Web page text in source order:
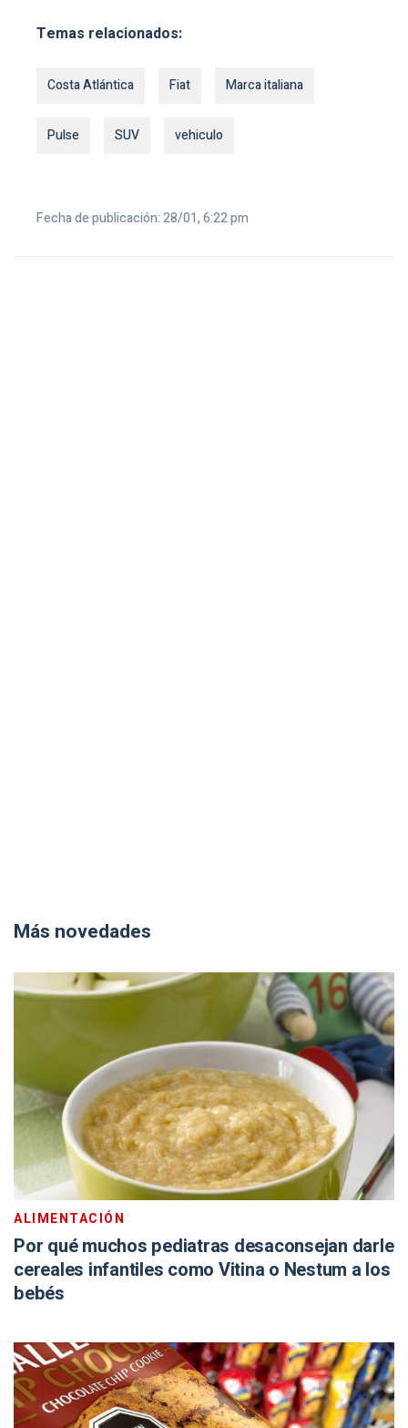
Temas relacionados:
Costa Atlántica Fiat Marca italiana
Pulse SUV vehiculo
Fecha de publicación: 28/01, 6:22 pm
Más novedades
ALIMENTACIÓN
Por qué muchos pediatras desaconsejan darle
cereales infantiles como Vitina o Nestum a los
bebés